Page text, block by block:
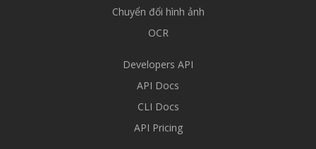
Chuyển đổi hình ảnh
OCR
Developers API
API Docs
CLI Docs
API Pricing